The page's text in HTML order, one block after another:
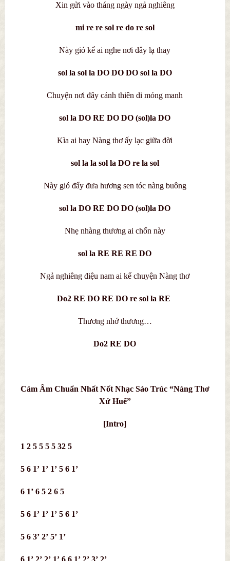
Xin gửi vào tháng ngày ngả nghiêng
mi re re sol re do re sol
Này gió kể ai nghe nơi đây lạ thay
sol la sol la DO DO DO sol la DO
Chuyện nơi đây cánh thiên di mỏng manh
sol la DO RE DO DO (sol)la DO
Kìa ai hay Nàng thơ ấy lạc giữa đời
sol la la sol la DO re la sol
Này gió đẩy đưa hương sen tóc nàng buông
sol la DO RE DO DO (sol)la DO
Nhẹ nhàng thương ai chốn này
sol la RE RE RE DO
Ngả nghiêng điệu nam ai kể chuyện Nàng thơ
Do2 RE DO RE DO re sol la RE
Thương nhớ thương…
Do2 RE DO
Cảm Âm Chuẩn Nhất Nốt Nhạc Sáo Trúc “Nàng Thơ
Xứ Huế”
[Intro]
1 2 5 5 5 5 32 5
5 6 1’ 1’ 1’ 5 6 1’
6 1’ 6 5 2 6 5
5 6 1’ 1’ 1’ 5 6 1’
5 6 3’ 2’ 5’ 1’
6 1’ 2’ 2’ 1’ 6 6 1’ 2’ 3’ 2’